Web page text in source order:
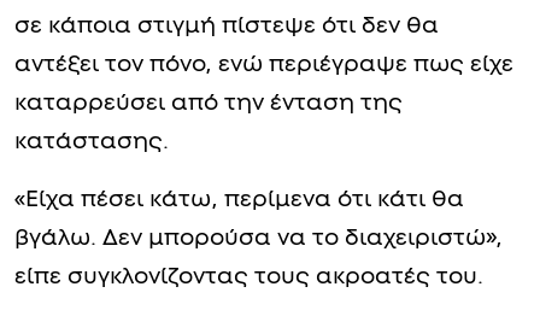
σε κάποια στιγμή πίστεψε ότι δεν θα
αντέξει τον πόνο, ενώ περιέγραψε πως είχε
καταρρεύσει από την ένταση της
κατάστασης.
«Είχα πέσει κάτω, περίμενα ότι κάτι θα
βγάλω. Δεν μπορούσα να το διαχειριστώ»,
είπε συγκλονίζοντας τους ακροατές του.